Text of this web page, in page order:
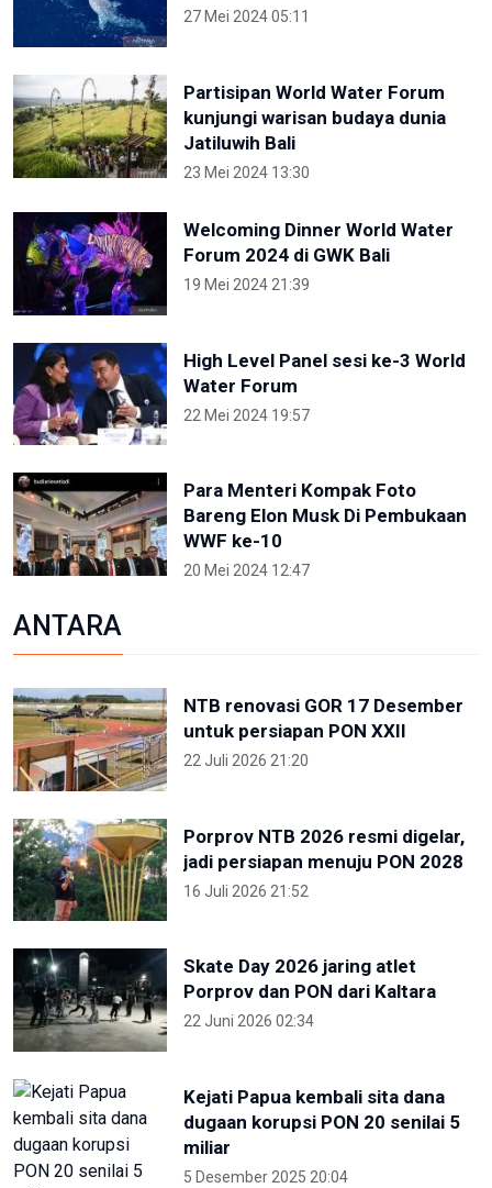
27 Mei 2024 05:11
Partisipan World Water Forum
kunjungi warisan budaya dunia
Jatiluwih Bali
23 Mei 2024 13:30
Welcoming Dinner World Water
Forum 2024 di GWK Bali
19 Mei 2024 21:39
High Level Panel sesi ke-3 World
Water Forum
22 Mei 2024 19:57
Para Menteri Kompak Foto
Bareng Elon Musk Di Pembukaan
WWF ke-10
20 Mei 2024 12:47
ANTARA
NTB renovasi GOR 17 Desember
untuk persiapan PON XXII
22 Juli 2026 21:20
Porprov NTB 2026 resmi digelar,
jadi persiapan menuju PON 2028
16 Juli 2026 21:52
Skate Day 2026 jaring atlet
Porprov dan PON dari Kaltara
22 Juni 2026 02:34
Kejati Papua kembali sita dana
dugaan korupsi PON 20 senilai 5
miliar
5 Desember 2025 20:04